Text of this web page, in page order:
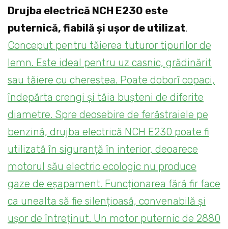
Drujba electrică NCH E230 este
puternică, fiabilă și ușor de utilizat.
Conceput pentru tăierea tuturor tipurilor de
lemn. Este ideal pentru uz casnic, grădinărit
sau tăiere cu cherestea. Poate doborî copaci,
îndepărta crengi și tăia bușteni de diferite
diametre. Spre deosebire de ferăstraiele pe
benzină, drujba electrică NCH E230 poate fi
utilizată în siguranță în interior, deoarece
motorul său electric ecologic nu produce
gaze de eșapament. Funcționarea fără fir face
ca unealta să fie silențioasă, convenabilă și
ușor de întreținut. Un motor puternic de 2880